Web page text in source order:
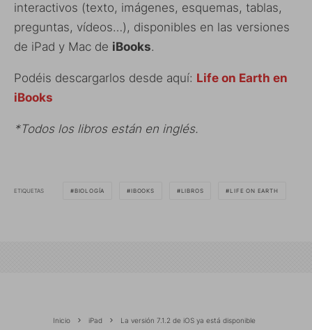
interactivos (texto, imágenes, esquemas, tablas,
preguntas, vídeos…), disponibles en las versiones
de iPad y Mac de iBooks.
Podéis descargarlos desde aquí: Life on Earth en
iBooks
*Todos los libros están en inglés.
ETIQUETAS BIOLOGÍA IBOOKS LIBROS LIFE ON EARTH
Inicio iPad La versión 7.1.2 de iOS ya está disponible